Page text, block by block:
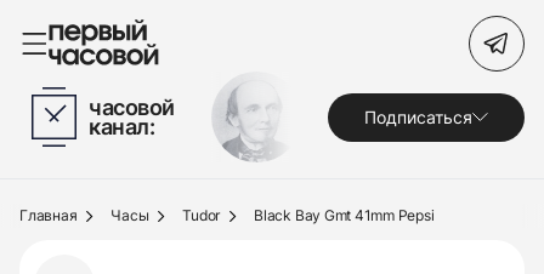
Часы
Украшения
Поиск по сайту
часовой
канал: Подписаться
Главная Часы Tudor Black Bay Gmt 41mm Pepsi